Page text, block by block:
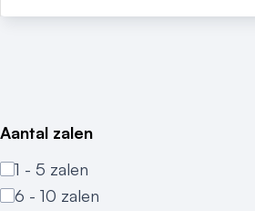
Aantal zalen
1 - 5 zalen
6 - 10 zalen